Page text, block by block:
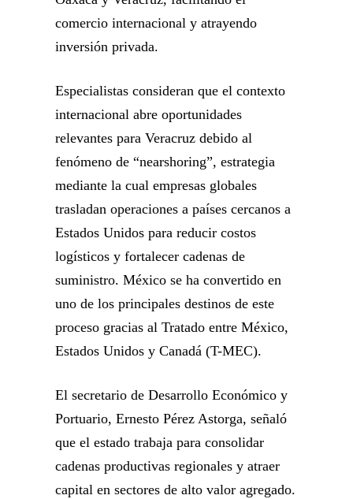
comercio internacional y atrayendo
inversión privada.
Especialistas consideran que el contexto
internacional abre oportunidades
relevantes para Veracruz debido al
fenómeno de “nearshoring”, estrategia
mediante la cual empresas globales
trasladan operaciones a países cercanos a
Estados Unidos para reducir costos
logísticos y fortalecer cadenas de
suministro. México se ha convertido en
uno de los principales destinos de este
proceso gracias al Tratado entre México,
Estados Unidos y Canadá (T-MEC).
El secretario de Desarrollo Económico y
Portuario, Ernesto Pérez Astorga, señaló
que el estado trabaja para consolidar
cadenas productivas regionales y atraer
capital en sectores de alto valor agregado.